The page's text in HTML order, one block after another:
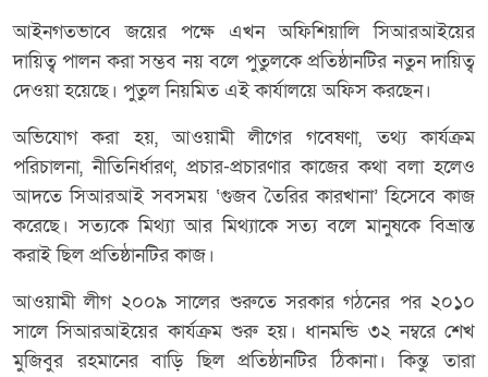
আইনগতভাবে জয়ের পক্ষে এখন অফিশিয়ালি সিআরআইয়ের
দায়িত্ব পালন করা সম্ভব নয় বলে পুতুলকে প্রতিষ্ঠানটির নতুন দায়িত্ব
দেওয়া হয়েছে। পুতুল নিয়মিত এই কার্যালয়ে অফিস করছেন।
অভিযোগ করা হয়, আওয়ামী লীগের গবেষণা, তথ্য কার্যক্রম
পরিচালনা, নীতিনির্ধারণ, প্রচার-প্রচারণার কাজের কথা বলা হলেও
আদতে সিআরআই সবসময় ‘গুজব তৈরির কারখানা’ হিসেবে কাজ
করেছে। সত্যকে মিথ্যা আর মিথ্যাকে সত্য বলে মানুষকে বিভ্রান্ত
করাই ছিল প্রতিষ্ঠানটির কাজ।
আওয়ামী লীগ ২০০৯ সালের শুরুতে সরকার গঠনের পর ২০১০
সালে সিআরআইয়ের কার্যক্রম শুরু হয়। ধানমন্ডি ৩২ নম্বরে শেখ
মুজিবুর রহমানের বাড়ি ছিল প্রতিষ্ঠানটির ঠিকানা। কিন্তু তারা